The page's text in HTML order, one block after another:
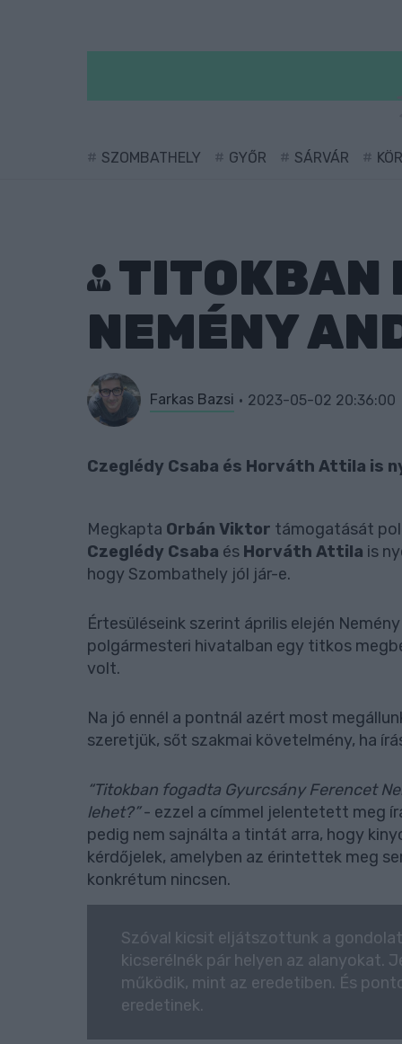
SZOMBATHELY GYŐR SÁRVÁR
TITOKBAN
NEMÉNY
Farkas Bazsi 2023-05-02 20:36:00
Czeglédy Csaba és Horváth Attila is
Megkapta Orbán Viktor támogatását
Czeglédy Csaba és Horváth Attila is
hogy Szombathely jól jár-e.
Értesüléseink szerint április elején
polgármesteri hivatalban egy titkos
volt.
Na jó ennél a pontnál azért most
szeretjük, sőt szakmai követelmény, ha
“Titokban fogadta Gyurcsány Ferencet
lehet?”- ezzel a címmel jelentetett meg
pedig nem sajnálta a tintát arra, hogy
kérdőjelek, amelyben az érintettek meg
konkrétum nincsen.
Szóval kicsit eljátszottunk a
kicserélnék pár helyen az alanyokat.
működik, mint az eredetiben. És
eredetinek.